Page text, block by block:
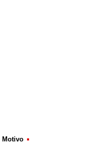
Motivo